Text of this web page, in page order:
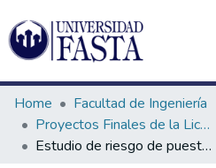
Home
Facultad de Ingeniería
Proyectos Finales de la Licenciatura en Seguridad e Higiene en el Trabajo
Estudio de riesgo de puesto administrativo